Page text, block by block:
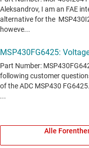
Alle